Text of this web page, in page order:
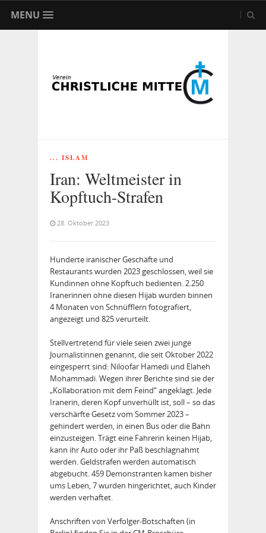
MENU
... ISLAM
Iran: Weltmeister in
Kopftuch-Strafen
28. Oktober 2023
Hunderte iranischer Geschäfte und
Restaurants wurden 2023 geschlossen, weil sie
Kundinnen ohne Kopftuch bedienten. 2.250
Iranerinnen ohne diesen Hijab wurden binnen
4 Monaten von Schnüfflern fotografiert,
angezeigt und 825 verurteilt.
Stellvertretend für viele seien zwei junge
Journalistinnen genannt, die seit Oktober 2022
eingesperrt sind: Niloofar Hamedi und Elaheh
Mohammadi. Wegen ihrer Berichte sind sie der
„Kollaboration mit dem Feind“ angeklagt. Jede
Iranerin, deren Kopf unverhüllt ist, soll – so das
verschärfte Gesetz vom Sommer 2023 –
gehindert werden, in einen Bus oder die Bahn
einzusteigen. Trägt eine Fahrerin keinen Hijab,
kann ihr Auto oder ihr Paß beschlagnahmt
werden. Geldstrafen werden automatisch
abgebucht. 459 Demonstranten kamen bisher
ums Leben, 7 wurden hingerichtet, auch Kinder
werden verhaftet.
Anschriften von Verfolger-Botschaften (in